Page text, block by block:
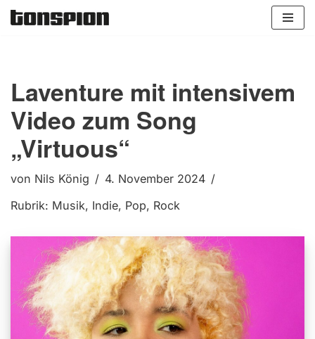
Laventure mit intensivem
Video zum Song
„Virtuous“
von Nils König
4. November 2024
Rubrik: Musik, Indie, Pop, Rock